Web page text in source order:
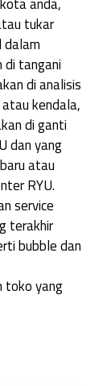
tukar
dalam
di tangani
di analisis
kendala,
di ganti
dan yang
atau
RYU.
service
terakhir
bubble dan
toko yang